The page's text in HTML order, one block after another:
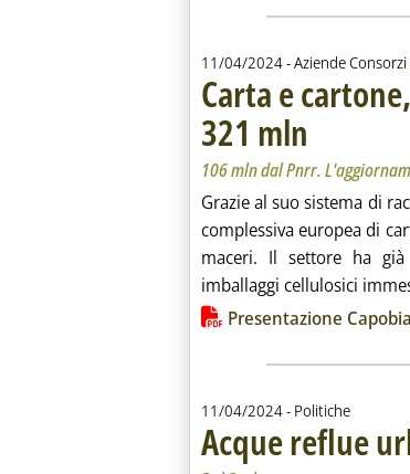
11/04/2024- Aziende
Carta e
321 mln . Sottotitolo: 106
. Pubblicata
106 mln dal Pnrr.
Grazie al suo sistema di
complessiva europea di
maceri. Il settore ha
imballaggi cellulosici
Lista allegati PDF
Presentazione
11/04/2024- Politiche
Acque reflue